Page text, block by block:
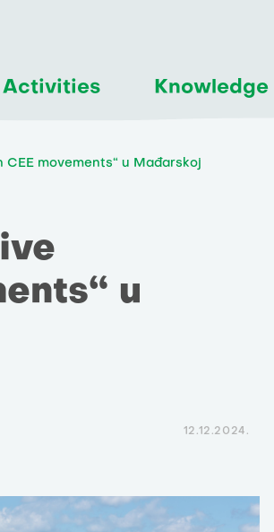
Activities Knowledge
movements“ u Mađarskoj
u
12.12.2024.